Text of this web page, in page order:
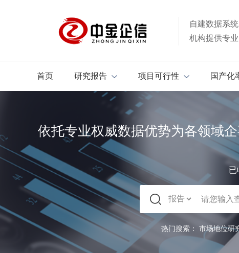
自建数据系
机构提供专
首页 研究报告 项目可行性 国产化
依托专业权威数据优势为各领域
热门搜索： 市场地位研